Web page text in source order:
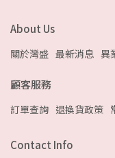
About Us
關於灣盛 最新消息 異
顧客服務
訂單查詢 退換貨政策
Contact Info